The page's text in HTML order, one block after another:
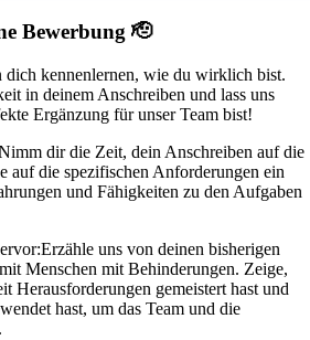
Bewerbung 🫡
dich kennenlernen, wie du wirklich bist.
in deinem Anschreiben und lass uns
Ergänzung für unser Team bist!
dir die Zeit, dein Anschreiben auf die
auf die spezifischen Anforderungen ein
und Fähigkeiten zu den Aufgaben
Erzähle uns von deinen bisherigen
Menschen mit Behinderungen. Zeige,
Herausforderungen gemeistert hast und
hast, um das Team und die